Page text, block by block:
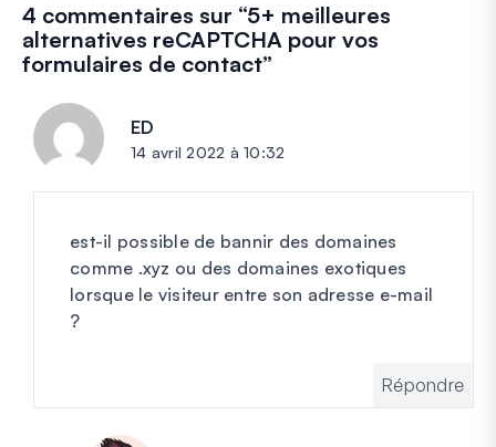
4 commentaires sur “5+ meilleures
alternatives reCAPTCHA pour vos
formulaires de contact”
ED
14 avril 2022 à 10:32
est-il possible de bannir des domaines
comme .xyz ou des domaines exotiques
lorsque le visiteur entre son adresse e-mail
?
Répondre